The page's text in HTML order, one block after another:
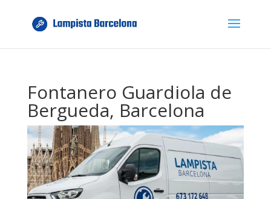
Fontanero Guardiola de
Bergueda, Barcelona